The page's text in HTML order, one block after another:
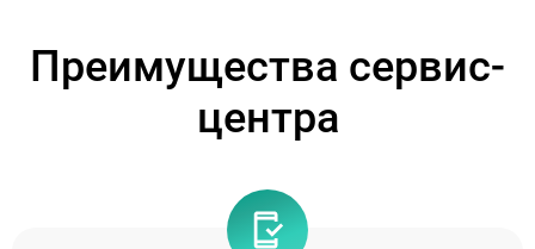
Преимущества сервис-
центра